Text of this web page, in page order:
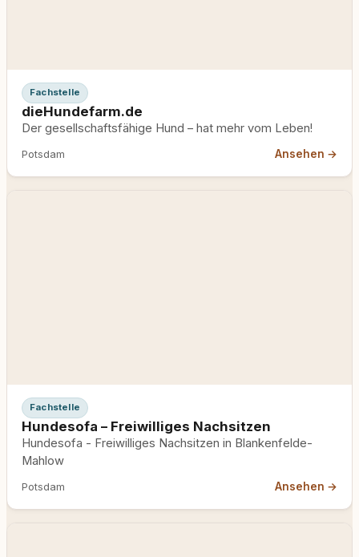
Fachstelle
dieHundefarm.de
Der gesellschaftsfähige Hund – hat mehr vom Leben!
Potsdam Ansehen →
Fachstelle
Hundesofa – Freiwilliges Nachsitzen
Hundesofa - Freiwilliges Nachsitzen in Blankenfelde-
Mahlow
Potsdam Ansehen →